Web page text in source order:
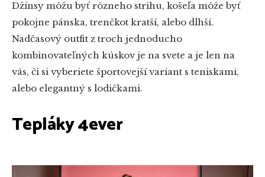
Džínsy môžu byť rôzneho strihu, košeľa môže byť
pokojne pánska, trenčkot kratší, alebo dlhší.
Nadčasový outfit z troch jednoducho
kombinovateľných kúskov je na svete a je len na
vás, či si vyberiete športovejší variant s teniskami,
alebo elegantný s lodičkami.
Tepláky 4ever